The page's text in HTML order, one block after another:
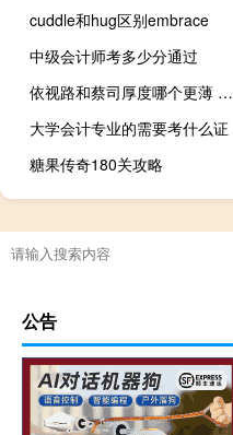
cuddle和hug区别embrace
中级会计师考多少分通过
依视路和蔡司厚度哪个更薄 依视路和蔡司哪个好
大学会计专业的需要考什么证
糖果传奇180关攻略
公告